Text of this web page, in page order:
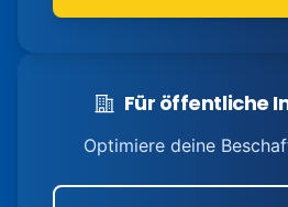
Für öffentliche
Optimiere deine